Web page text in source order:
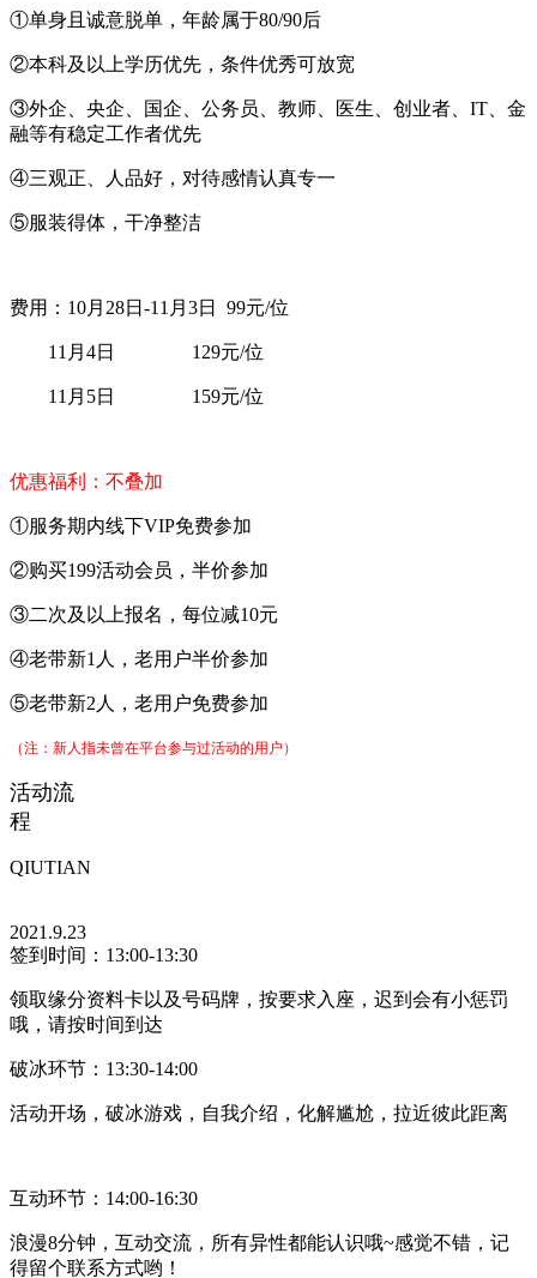
①单身且诚意脱单，年龄属于80/90后
②本科及以上学历优先，条件优秀可放宽
③外企、央企、国企、公务员、教师、医生、创业者、IT、金
融等有稳定工作者优先
④三观正、人品好，对待感情认真专一
⑤服装得体，干净整洁
费用：10月28日-11月3日 99元/位
11月4日 129元/位
11月5日 159元/位
优惠福利：不叠加
①服务期内线下VIP免费参加
②购买199活动会员，半价参加
③二次及以上报名，每位减10元
④老带新1人，老用户半价参加
⑤老带新2人，老用户免费参加
（注：新人指未曾在平台参与过活动的用户）
活动流
程
QIUTIAN
2021.9.23
签到时间：13:00-13:30
领取缘分资料卡以及号码牌，按要求入座，迟到会有小惩罚
哦，请按时间到达
破冰环节：13:30-14:00
活动开场，破冰游戏，自我介绍，化解尴尬，拉近彼此距离
互动环节：14:00-16:30
浪漫8分钟，互动交流，所有异性都能认识哦~感觉不错，记
得留个联系方式哟！